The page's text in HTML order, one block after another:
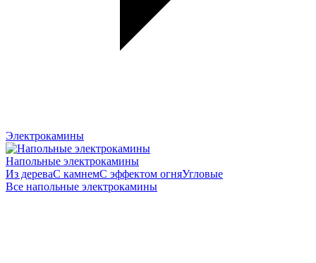
Электрокамины
Напольные электрокамины
Из дереваС камнемС эффектом огняУгловые
Все напольные электрокамины